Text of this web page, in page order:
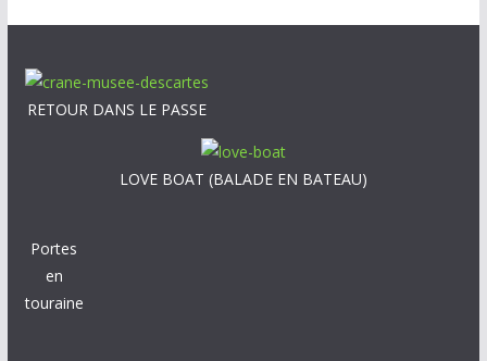
RETOUR DANS LE PASSE
LOVE BOAT (BALADE EN BATEAU)
Portes
en
touraine